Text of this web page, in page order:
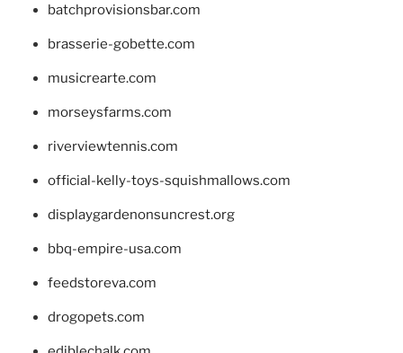
batchprovisionsbar.com
brasserie-gobette.com
musicrearte.com
morseysfarms.com
riverviewtennis.com
official-kelly-toys-squishmallows.com
displaygardenonsuncrest.org
bbq-empire-usa.com
feedstoreva.com
drogopets.com